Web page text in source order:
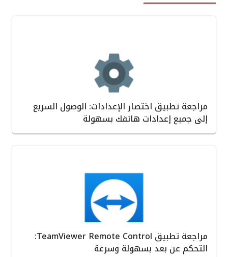
مراجعة تطبيق اختصار الإعدادات: الوصول السريع
إلى جميع إعدادات هاتفك بسهولة
مراجعة تطبيق TeamViewer Remote Control:
التحكم عن بعد بسهولة وسرعة